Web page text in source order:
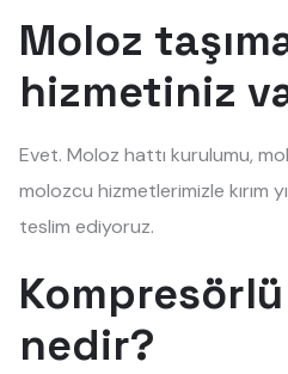
Moloz
hizmetiniz
Evet. Moloz hattı kurulumu,
molozcu hizmetlerimizle kırım
teslim ediyoruz.
Kompresörlü
nedir?